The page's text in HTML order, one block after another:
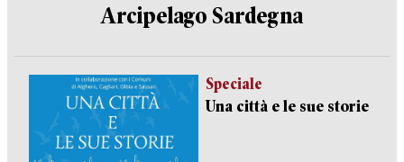
Arcipelago Sardegna
Speciale
Una città e le sue storie